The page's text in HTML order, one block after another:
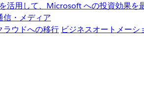
活用して、Microsoft への投資効果を
信・メディア
ラウドへの移行 ビジネスオートメーシ